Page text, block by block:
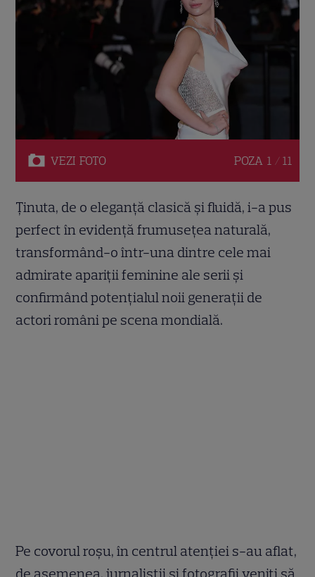
VEZI FOTO POZA 1 / 11
Ținuta, de o eleganță clasică și fluidă, i-a pus
perfect în evidență frumusețea naturală,
transformând-o într-una dintre cele mai
admirate apariții feminine ale serii și
confirmând potențialul noii generații de
actori români pe scena mondială.
Pe covorul roșu, în centrul atenției s-au aflat,
de asemenea, jurnaliștii și fotografii veniți să